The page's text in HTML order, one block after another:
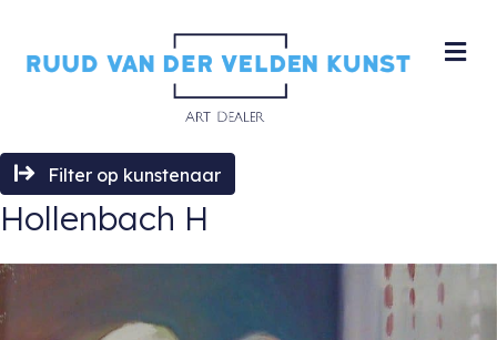
Filter op kunstenaar
Hollenbach H